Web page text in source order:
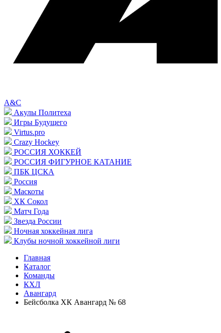
A&C
Акулы Политеха
Игры Будущего
Virtus.pro
Crazy Hockey
РОССИЯ ХОККЕЙ
РОССИЯ ФИГУРНОЕ КАТАНИЕ
ПБК ЦСКА
Россия
Маскоты
ХК Сокол
Матч Года
Звезда России
Ночная хоккейная лига
Клубы ночной хоккейной лиги
Главная
Каталог
Команды
КХЛ
Авангард
Бейсболка ХК Авангард № 68